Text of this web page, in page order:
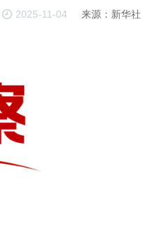
2025-11-04 来源：新华社